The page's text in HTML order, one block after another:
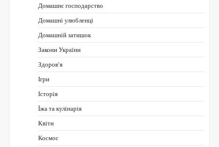
Домашнє господарство
Домашні улюбленці
Домашній затишок
Закони України
Здоров'я
Ігри
Історія
Їжа та кулінарія
Квіти
Космос